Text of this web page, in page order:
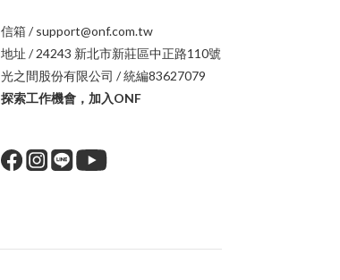
信箱 / support@onf.com.tw
地址 / 24243 新北市新莊區中正路110號
光之間股份有限公司 / 統編83627079
探索工作機會，加入ONF